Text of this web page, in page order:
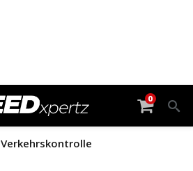
0
Verkehrskontrolle